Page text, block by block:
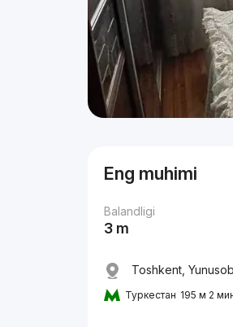
Eng muhimi
Balandligi
3 m
Toshkent,
Туркестан 195 м 2